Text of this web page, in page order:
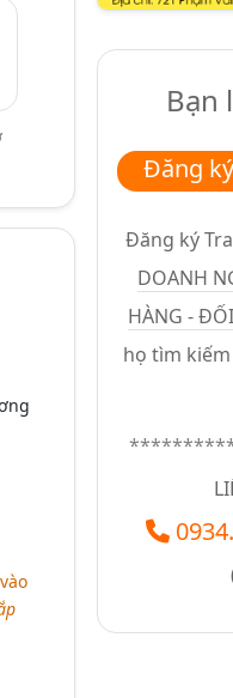
Bạn
Đăng
Đăng ký
DOANH
HÀNG -
họ tìm